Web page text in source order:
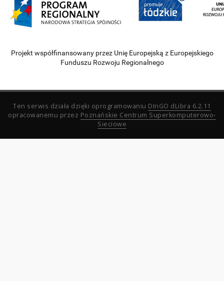
Projekt współfinansowany przez Unię Europejską z Europejskiego
Funduszu Rozwoju Regionalnego
Ten serwis działa dzięki oprogramowaniu DInGO dLibra 6.2.11
opracowanemu przez Poznańskie Centrum Superkomputerowo-
Sieciowe